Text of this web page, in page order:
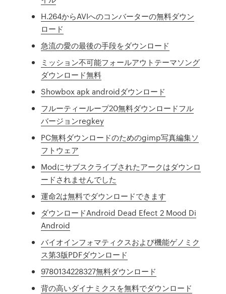
H.264からAVIへのコンバーターの無料ダウン
ロード
急流の愛の最後の手段をダウンロード
ミッション不可能フォールアウトテーマソング
ダウンロード無料
Showbox apk androidダウンロード
フルーティーループ20無料ダウンロードフル
バージョンregkey
PC無料ダウンロードのためのgimp写真編集ソ
フトウェア
Modにサブスクライブされたアークはダウンロ
ードされませんでした
運命2は無料でダウンロードできます
ダウンロードAndroid Dead Efect 2 Mood Di
Android
バイオインフォマティクスおよび機能ゲノミク
ス第3版PDFダウンロード
9780134228327無料ダウンロード
背の高いダイナミクスを無料でダウンロード